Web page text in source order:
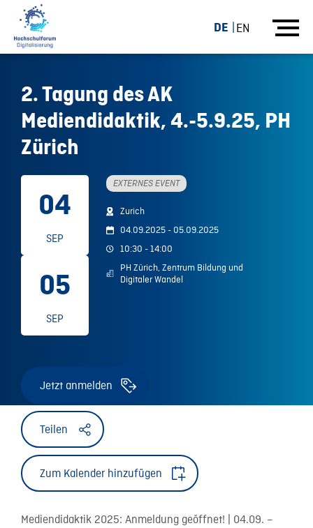
DE EN
2. Tagung des AK
Mediendidaktik, 4.-5.9.25, PH
Zürich
04
SEP
05
SEP
EXTERNES EVENT
Zurich
04.09.2025 - 05.09.2025
10:30 - 14:00
PH Zürich, Zentrum Bildung und
Digitaler Wandel
Jetzt anmelden
Teilen
Zum Kalender hinzufügen
Mediendidaktik 2025: Anmeldung geöffnet! | 04.09. –